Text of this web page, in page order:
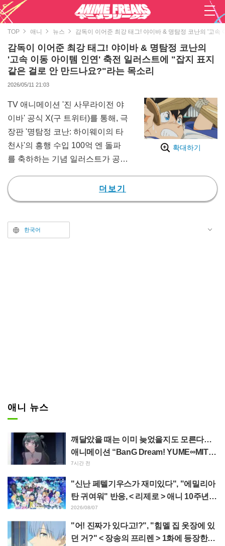
TOP 애니 뉴스 감독이 이어준 최강 태그! 야이바 & 명탐정 코난의 '고
감독이 이어준 최강 태그! 야이바 & 명탐정 코난의
'고속 이동 아이템 인연' 축전 일러스트에 "잡지 표지
같은 걸로 안 만드나요?"라는 목소리
2026/05/11 21:03
확대하기
TV 애니메이션 '진 사무라이전 야
이바' 공식 X(구 트위터)를 통해, 극
장판 '명탐정 코난: 하이웨이의 타
천사'의 흥행 수입 100억 엔 돌파
를 축하하는 기념 일러스트가 공개
러스트는 두 작품의 감독을 맡은
하스이 타카히로 감독과 인연이 닿
메다 요시미치 씨가 직접 그린 신
작이다.
차게 서 있다. 코난은 평소의 파란
슈트 차림으로 오른손에는 터보 엔
진 스케이트보드를 들고 왼손으로
어딘가를 가리키고 있다. 작중에서
비행이나 초고속 이동을 가능하게
케이트보드라는, 그야말로 '고속
이동 아이템'을 상징하는 두 주인
사는 원작자 아오야마 고쇼 작가가
탄생시킨 인기 캐릭터들이 작품의
더보기
한국어
애니 뉴스
깨달았을 때는 이미 늦었을지도 모른다…
애니메이션 “BanG Dream! YUME∞MITA”
제8화, 줄거리·스틸컷 공개
7시간 전
"신난 페텔기우스가 재미있다", "에밀리아
탄 귀여워" 반응, < 리제로 > 애니 10주년
기념 이벤트 비주얼 공개
2026/08/07
"어! 진짜가 있다고!?", "힘멜 집 옷장에 있
던 거?" < 장송의 프리렌 > 1화에 등장한